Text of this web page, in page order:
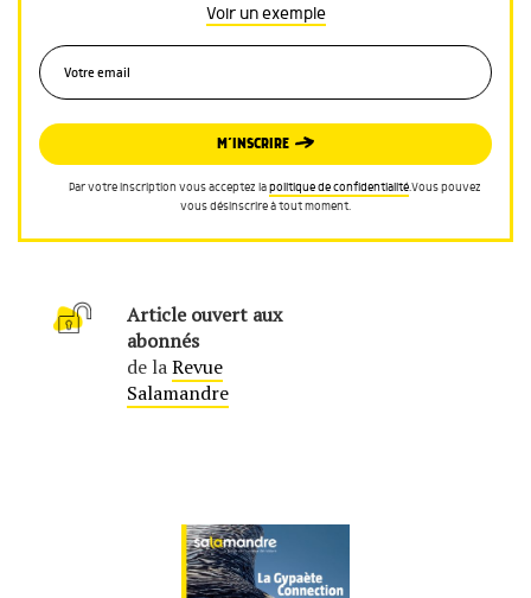
Voir un exemple
M’INSCRIRE
Par votre inscription vous acceptez la politique de confidentialité.Vous pouvez
vous désinscrire à tout moment.
Article ouvert aux
abonnés
de laRevue
Salamandre